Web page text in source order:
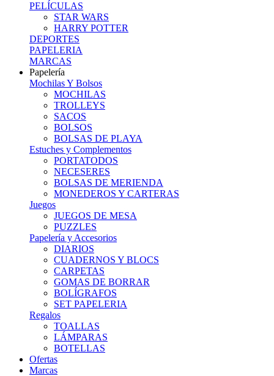
PELÍCULAS
STAR WARS
HARRY POTTER
DEPORTES
PAPELERIA
MARCAS
Papelería
Mochilas Y Bolsos
MOCHILAS
TROLLEYS
SACOS
BOLSOS
BOLSAS DE PLAYA
Estuches y Complementos
PORTATODOS
NECESERES
BOLSAS DE MERIENDA
MONEDEROS Y CARTERAS
Juegos
JUEGOS DE MESA
PUZZLES
Papelería y Accesorios
DIARIOS
CUADERNOS Y BLOCS
CARPETAS
GOMAS DE BORRAR
BOLÍGRAFOS
SET PAPELERIA
Regalos
TOALLAS
LÁMPARAS
BOTELLAS
Ofertas
Marcas